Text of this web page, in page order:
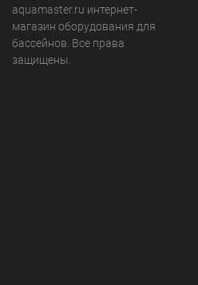
aquamaster.ru интернет-
магазин оборудования для
бассейнов. Все права
защищены.